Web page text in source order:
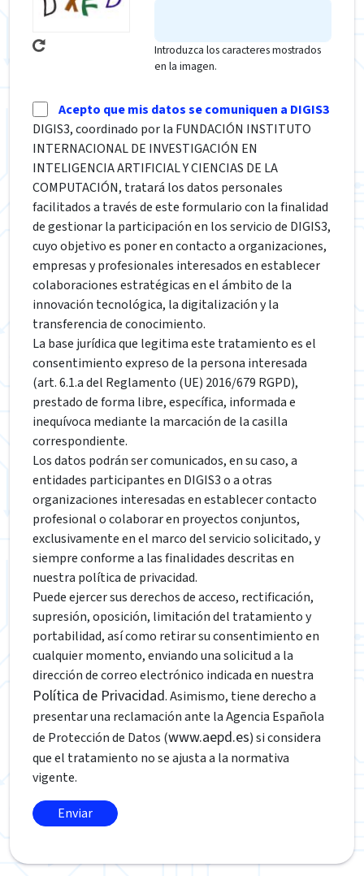
Introduzca los caracteres mostrados
en la imagen.
Acepto que mis datos se comuniquen a DIGIS3
DIGIS3, coordinado por la FUNDACIÓN INSTITUTO
INTERNACIONAL DE INVESTIGACIÓN EN
INTELIGENCIA ARTIFICIAL Y CIENCIAS DE LA
COMPUTACIÓN, tratará los datos personales
facilitados a través de este formulario con la finalidad
de gestionar la participación en los servicio de DIGIS3,
cuyo objetivo es poner en contacto a organizaciones,
empresas y profesionales interesados en establecer
colaboraciones estratégicas en el ámbito de la
innovación tecnológica, la digitalización y la
transferencia de conocimiento.
La base jurídica que legitima este tratamiento es el
consentimiento expreso de la persona interesada
(art. 6.1.a del Reglamento (UE) 2016/679 RGPD),
prestado de forma libre, específica, informada e
inequívoca mediante la marcación de la casilla
correspondiente.
Los datos podrán ser comunicados, en su caso, a
entidades participantes en DIGIS3 o a otras
organizaciones interesadas en establecer contacto
profesional o colaborar en proyectos conjuntos,
exclusivamente en el marco del servicio solicitado, y
siempre conforme a las finalidades descritas en
nuestra política de privacidad.
Puede ejercer sus derechos de acceso, rectificación,
supresión, oposición, limitación del tratamiento y
portabilidad, así como retirar su consentimiento en
cualquier momento, enviando una solicitud a la
dirección de correo electrónico indicada en nuestra
Política de Privacidad. Asimismo, tiene derecho a
presentar una reclamación ante la Agencia Española
de Protección de Datos (www.aepd.es) si considera
que el tratamiento no se ajusta a la normativa
vigente.